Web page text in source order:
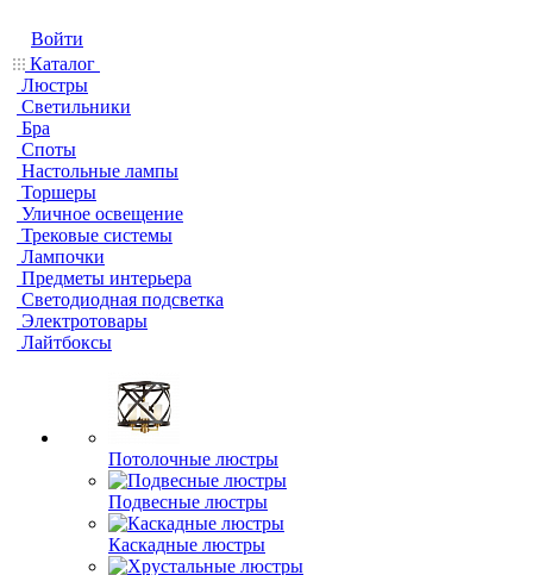
Войти
Каталог
Люстры
Светильники
Бра
Споты
Настольные лампы
Торшеры
Уличное освещение
Трековые системы
Лампочки
Предметы интерьера
Светодиодная подсветка
Электротовары
Лайтбоксы
Потолочные люстры
Подвесные люстры
Каскадные люстры